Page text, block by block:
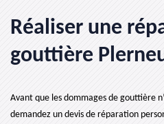
Réaliser une
gouttière
Avant que les dommages de gouttière
demandez un devis de réparation